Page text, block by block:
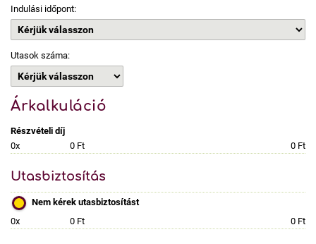
Indulási időpont:
Utasok száma:
Árkalkuláció
Részvételi díj
0x
0 Ft 0 Ft
Utasbiztosítás
Nem kérek utasbiztosítást
0x
0 Ft 0 Ft